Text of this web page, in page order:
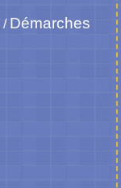
/ Démarches